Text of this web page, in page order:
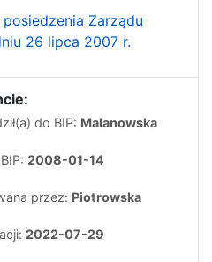
Zarządu
26 lipca 2007 r.
do BIP: Malanowska
2008-01-14
przez: Piotrowska
2022-07-29